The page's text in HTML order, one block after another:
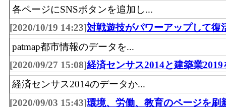
料・飲料)」 の業務に従事している人数
建築鉱物金属材料･年間商品販売額[百万円
物・金属材料等卸売業(建築材料、化学製
品、非鉄金属、再生資源)」 の事業所にお
額
建築鉱物金属材料･事業所数(2016)
売業(建築材料、化学製品、石油・鉱物、
各ページにSNSボタンを追加し...
[2020/10/19 14:23]対戦遊技がパワーアップして復
patmap都市情報のデータを...
[2020/09/27 15:08]経済センサス2014と建築業2019
経済センサス2014のデータか...
[2020/09/03 15:43]環境、労働、教育のページを刷